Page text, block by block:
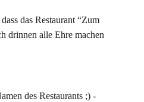
das Restaurant “Zum
drinnen alle Ehre machen